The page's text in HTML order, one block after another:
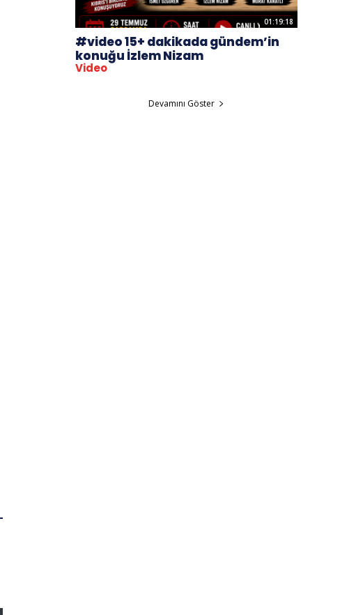
01:19:18
#video 15+ dakikada gündem’in
konuğu İzlem Nizam
Video
Devamını Göster